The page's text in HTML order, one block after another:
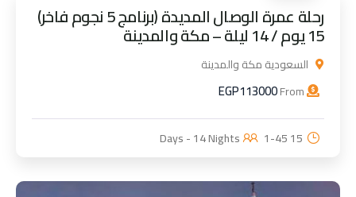
رحلة عمرة الوصال المديدة (برنامج 5 نجوم فاخر)
15 يوم / 14 ليلة – مكة والمدينة
السعودية مكة والمدينة
EGP113000
15 Days - 14 Nights
1-45